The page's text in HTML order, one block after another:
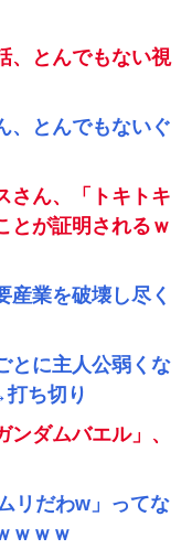
、とんでもない視
、とんでもないぐ
さん、「トキトキ
とが証明されるｗ
産業を破壊し尽く
とに主人公弱くな
ち切り
ンダムバエル」、
リだわw」ってな
ｗｗｗ